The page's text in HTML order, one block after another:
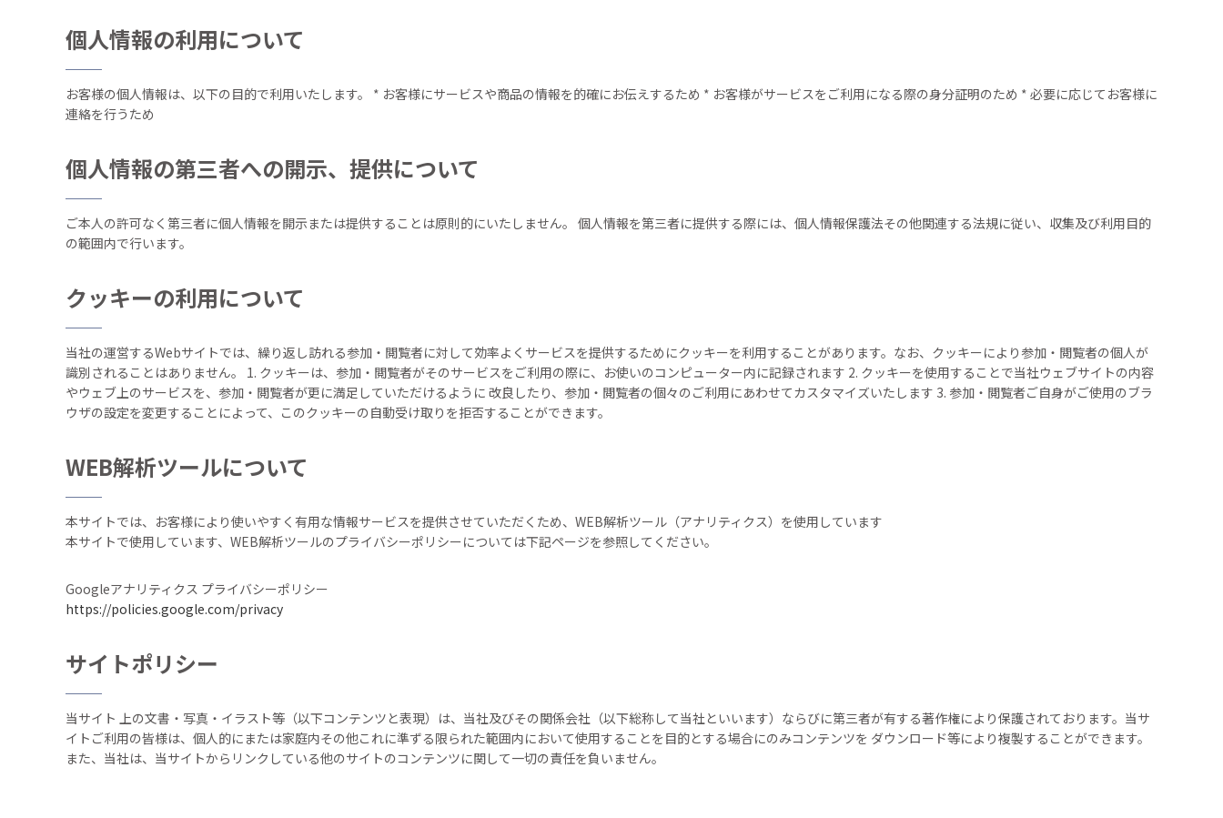
個人情報の利用について
お客様の個人情報は、以下の目的で利用いたします。 * お客様にサービスや商品の情報を的確にお伝えするため * お客様がサービスをご利用になる際の身分証明のため * 必要に応じてお客様に
連絡を行うため
個人情報の第三者への開示、提供について
ご本人の許可なく第三者に個人情報を開示または提供することは原則的にいたしません。 個人情報を第三者に提供する際には、個人情報保護法その他関連する法規に従い、収集及び利用目的
の範囲内で行います。
クッキーの利用について
当社の運営するWebサイトでは、繰り返し訪れる参加・閲覧者に対して効率よくサービスを提供するためにクッキーを利用することがあります。なお、クッキーにより参加・閲覧者の個人が
識別されることはありません。 1. クッキーは、参加・閲覧者がそのサービスをご利用の際に、お使いのコンピューター内に記録されます 2. クッキーを使用することで当社ウェブサイトの内容
やウェブ上のサービスを、参加・閲覧者が更に満足していただけるように 改良したり、参加・閲覧者の個々のご利用にあわせてカスタマイズいたします 3. 参加・閲覧者ご自身がご使用のブラ
ウザの設定を変更することによって、このクッキーの自動受け取りを拒否することができます。
WEB解析ツールについて
本サイトでは、お客様により使いやすく有用な情報サービスを提供させていただくため、WEB解析ツール（アナリティクス）を使用しています
本サイトで使用しています、WEB解析ツールのプライバシーポリシーについては下記ページを参照してください。
Googleアナリティクス プライバシーポリシー
https://policies.google.com/privacy
サイトポリシー
当サイト 上の文書・写真・イラスト等（以下コンテンツと表現）は、当社及びその関係会社（以下総称して当社といいます）ならびに第三者が有する著作権により保護されております。当サ
イトご利用の皆様は、個人的にまたは家庭内その他これに準ずる限られた範囲内において使用することを目的とする場合にのみコンテンツを ダウンロード等により複製することができます。
また、当社は、当サイトからリンクしている他のサイトのコンテンツに関して一切の責任を負いません。